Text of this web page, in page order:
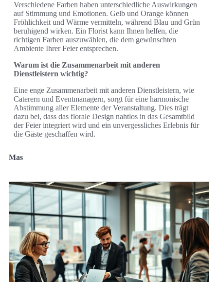
Verschiedene Farben haben unterschiedliche Auswirkungen
auf Stimmung und Emotionen. Gelb und Orange können
Fröhlichkeit und Wärme vermitteln, während Blau und Grün
beruhigend wirken. Ein Florist kann Ihnen helfen, die
richtigen Farben auszuwählen, die dem gewünschten
Ambiente Ihrer Feier entsprechen.
Warum ist die Zusammenarbeit mit anderen
Dienstleistern wichtig?
Eine enge Zusammenarbeit mit anderen Dienstleistern, wie
Caterern und Eventmanagern, sorgt für eine harmonische
Abstimmung aller Elemente der Veranstaltung. Dies trägt
dazu bei, dass das florale Design nahtlos in das Gesamtbild
der Feier integriert wird und ein unvergessliches Erlebnis für
die Gäste geschaffen wird.
Mas